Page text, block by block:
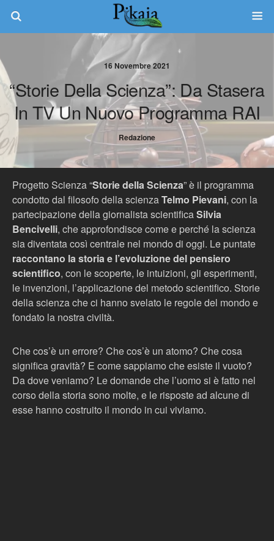
16 Novembre 2021
“Storie Della Scienza”: Da Stasera
In TV Un Nuovo Programma RAI
Redazione
Progetto Scienza “Storie della Scienza” è il programma
condotto dal filosofo della scienzaTelmo Pievani, con la
partecipazione della giornalista scientificaSilvia
Bencivelli, che approfondisce come e perché la scienza
sia diventata così centrale nel mondo di oggi. Le puntate
raccontano la storia e l’evoluzione del pensiero
scientifico, con le scoperte, le intuizioni, gli esperimenti,
le invenzioni, l’applicazione del metodo scientifico. Storie
della scienza che ci hanno svelato le regole del mondo e
fondato la nostra civiltà.
Che cos’è un errore? Che cos’è un atomo? Che cosa
significa gravità? E come sappiamo che esiste il vuoto?
Da dove veniamo? Le domande che l’uomo si è fatto nel
corso della storia sono molte, e le risposte ad alcune di
esse hanno costruito il mondo in cui viviamo.